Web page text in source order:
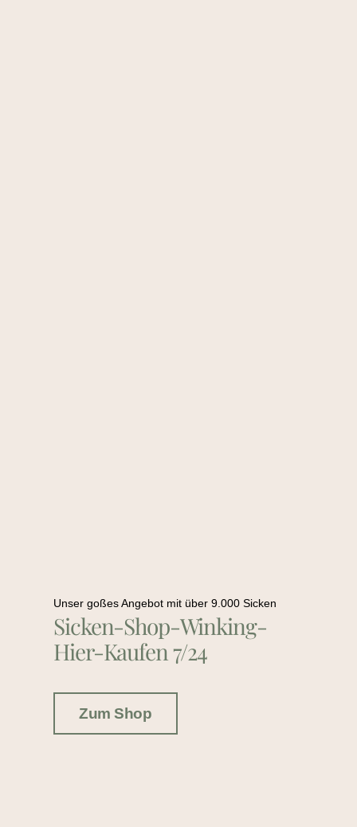
Unser goßes Angebot mit über 9.000 Sicken
Sicken-Shop-Winking-
Hier-Kaufen 7/24
Zum Shop